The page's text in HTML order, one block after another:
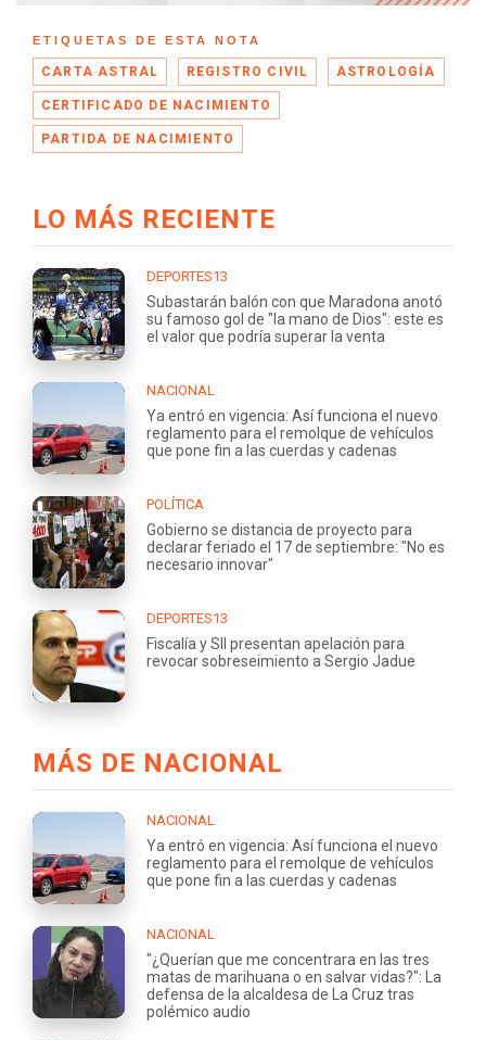
ETIQUETAS DE ESTA NOTA
CARTA ASTRAL REGISTRO CIVIL ASTROLOGÍA
CERTIFICADO DE NACIMIENTO
PARTIDA DE NACIMIENTO
LO MÁS RECIENTE
DEPORTES13
Subastarán balón con que Maradona anotó
su famoso gol de "la mano de Dios": este es
el valor que podría superar la venta
NACIONAL
Ya entró en vigencia: Así funciona el nuevo
reglamento para el remolque de vehículos
que pone fin a las cuerdas y cadenas
POLÍTICA
Gobierno se distancia de proyecto para
declarar feriado el 17 de septiembre: "No es
necesario innovar"
DEPORTES13
Fiscalía y SII presentan apelación para
revocar sobreseimiento a Sergio Jadue
MÁS DE NACIONAL
NACIONAL
Ya entró en vigencia: Así funciona el nuevo
reglamento para el remolque de vehículos
que pone fin a las cuerdas y cadenas
NACIONAL
"¿Querían que me concentrara en las tres
matas de marihuana o en salvar vidas?": La
defensa de la alcaldesa de La Cruz tras
polémico audio